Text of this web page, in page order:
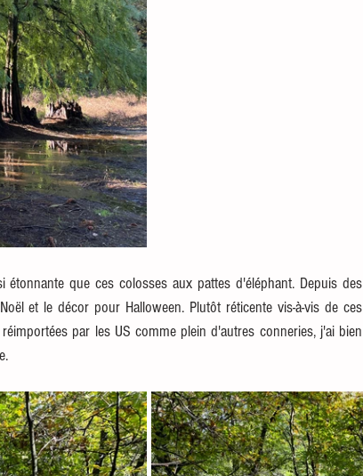
que ces colosses aux pattes d'éléphant. Depuis des
et le décor pour Halloween. Plutôt réticente vis-à-vis de ces
par les US comme plein d'autres conneries, j'ai bien